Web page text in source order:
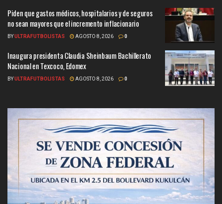
Piden que gastos médicos, hospitalarios y de seguros
no sean mayores que el incremento inflacionario
BYULTRAFUTBOLISTAS AGOSTO 8, 2026 0
Inaugura presidenta Claudia Sheinbaum Bachillerato
Nacional en Texcoco, Edomex
BYULTRAFUTBOLISTAS AGOSTO 8, 2026 0